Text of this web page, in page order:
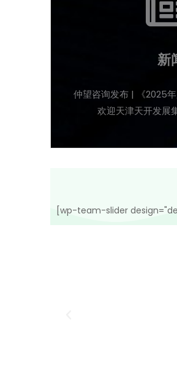
新
仲望咨询发布 | 《2025
欢迎天津天开发展
[wp-team-slider